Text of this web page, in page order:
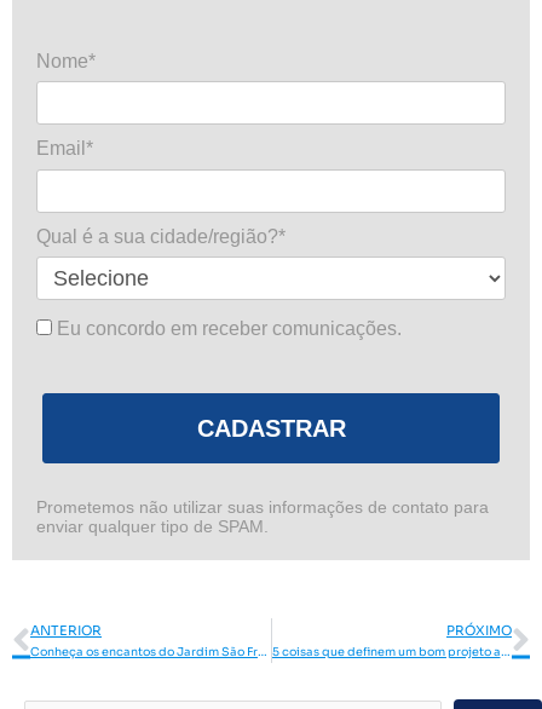
Nome*
Email*
Qual é a sua cidade/região?*
Eu concordo em receber comunicações.
CADASTRAR
Prometemos não utilizar suas informações de contato para
enviar qualquer tipo de SPAM.
Anterior
ANTERIOR
Conheça os encantos do Jardim São Francisco!
PRÓXIMO
5 coisas que definem um bom projeto arquitetônico!